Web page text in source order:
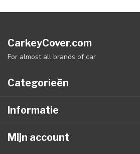
CarkeyCover.com
For almost all brands of car
Categorieën
Informatie
Mijn account